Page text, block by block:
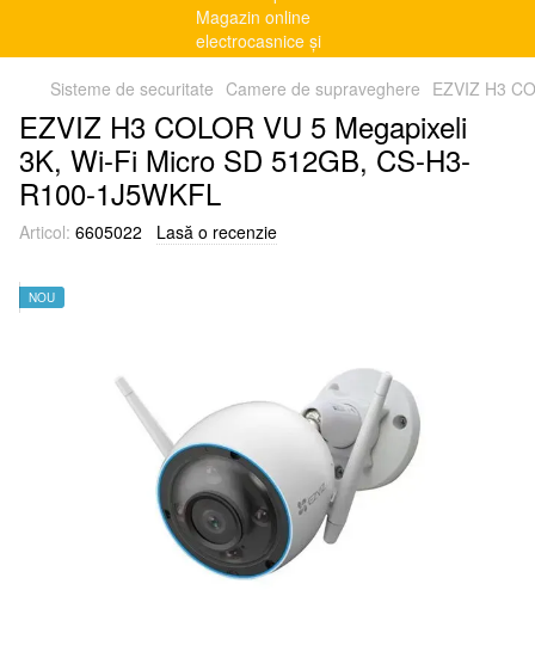
Sisteme de securitate Camere de supraveghere EZVIZ H3
EZVIZ H3 COLOR VU 5 Megapixeli
3K, Wi-Fi Micro SD 512GB, CS-H3-
R100-1J5WKFL
Articol: 6605022 Lasă o recenzie
NOU